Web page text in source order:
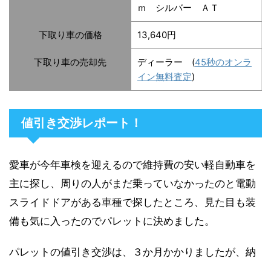
ｍ シルバー ＡＴ
下取り車の価格 13,640円
下取り車の売却先 ディーラー (45秒のオンラ
イン無料査定)
値引き交渉レポート！
愛車が今年車検を迎えるので維持費の安い軽自動車を
主に探し、周りの人がまだ乗っていなかったのと電動
スライドドアがある車種で探したところ、見た目も装
備も気に入ったのでパレットに決めました。
パレットの値引き交渉は、３か月かかりましたが、納